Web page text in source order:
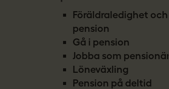
Föräldraledighet och
pension
Gå i pension
Jobba som pensionär
Löneväxling
Pension på deltid